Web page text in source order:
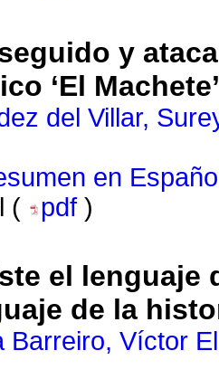
y
‘El
del Villar,
en
(
pdf )
el lenguaje
de la
Barreiro, Víctor